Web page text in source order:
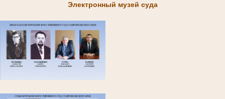
Электронный музей суда